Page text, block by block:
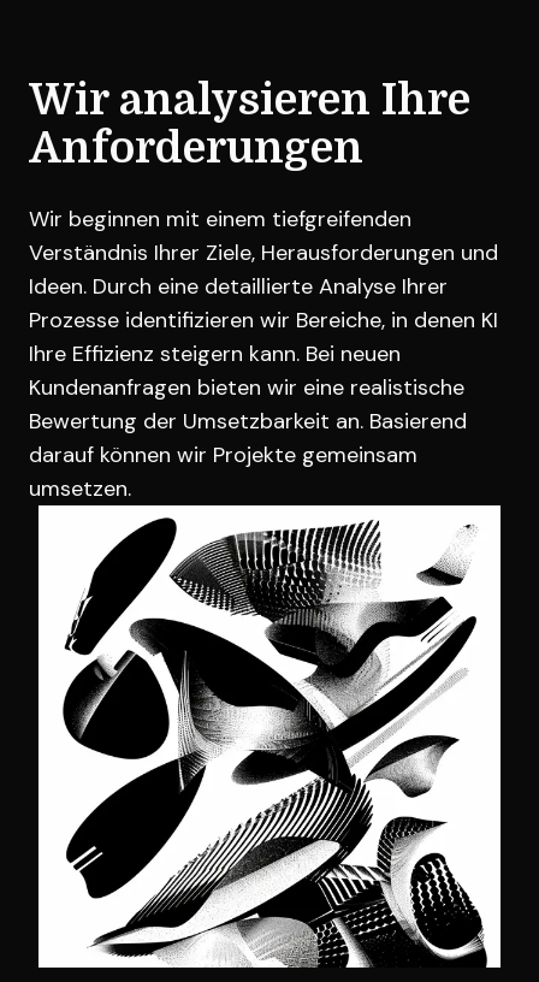
Wir analysieren Ihre
Anforderungen
Wir beginnen mit einem tiefgreifenden
Verständnis Ihrer Ziele, Herausforderungen und
Ideen. Durch eine detaillierte Analyse Ihrer
Prozesse identifizieren wir Bereiche, in denen KI
Ihre Effizienz steigern kann. Bei neuen
Kundenanfragen bieten wir eine realistische
Bewertung der Umsetzbarkeit an. Basierend
darauf können wir Projekte gemeinsam
umsetzen.